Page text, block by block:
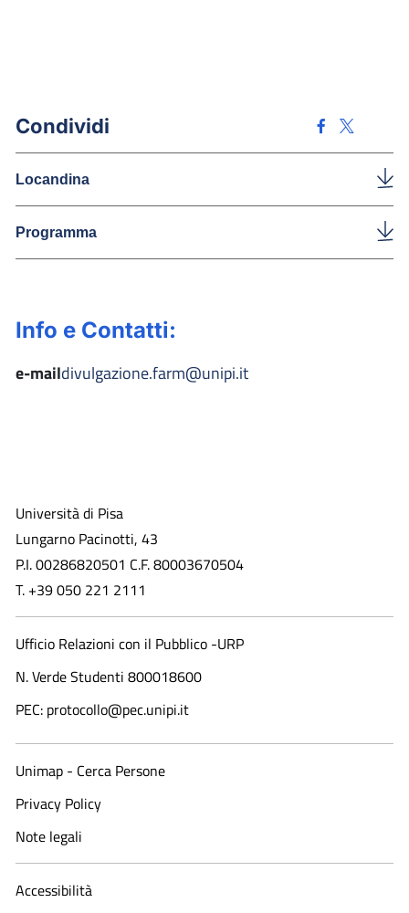
Condividi
Locandina
Programma
Info e Contatti:
e-maildivulgazione.farm@unipi.it
Università di Pisa
Lungarno Pacinotti, 43
P.I. 00286820501 C.F. 80003670504
T. +39 050 221 2111
Ufficio Relazioni con il Pubblico -URP
N. Verde Studenti 800018600​
PEC: protocollo@pec.unipi.it
Unimap - Cerca Persone
Privacy Policy
Note legali
Accessibilità